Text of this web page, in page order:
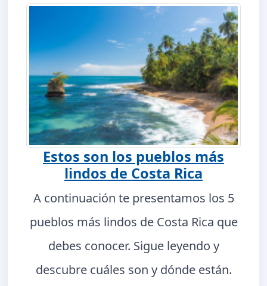
Estos son los pueblos más
lindos de Costa Rica
A continuación te presentamos los 5
pueblos más lindos de Costa Rica que
debes conocer. Sigue leyendo y
descubre cuáles son y dónde están.